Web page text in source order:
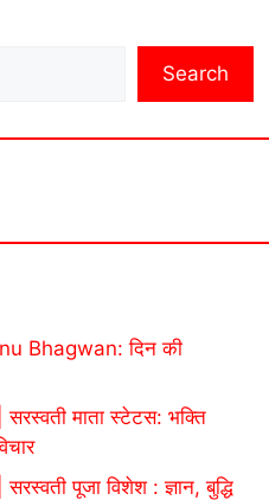
Search
Bhagwan: दिन की
माता स्टेटस: भक्ति
पूजा विशेश : ज्ञान, बुद्धि